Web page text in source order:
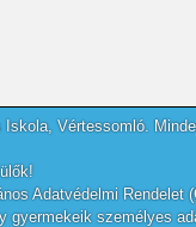
Vértessomló.
Adatvédelmi
gyermekeik személyes